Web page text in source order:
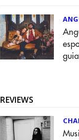
REVIEWS